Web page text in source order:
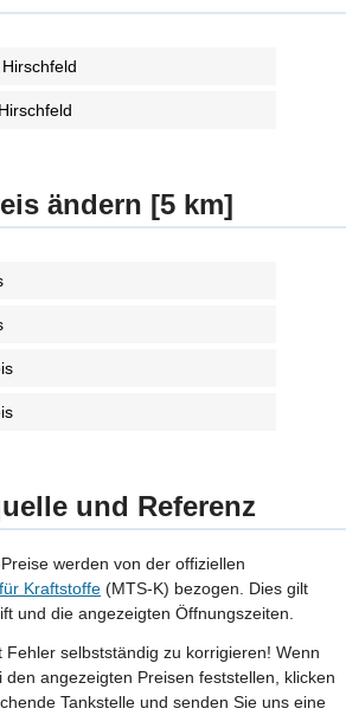
ändern [5 km]
und Referenz
werden von der offiziellen
Kraftstoffe (MTS-K) bezogen. Dies gilt
und die angezeigten Öffnungszeiten.
selbstständig zu korrigieren! Wenn
angezeigten Preisen feststellen, klicken
Tankstelle und senden Sie uns eine